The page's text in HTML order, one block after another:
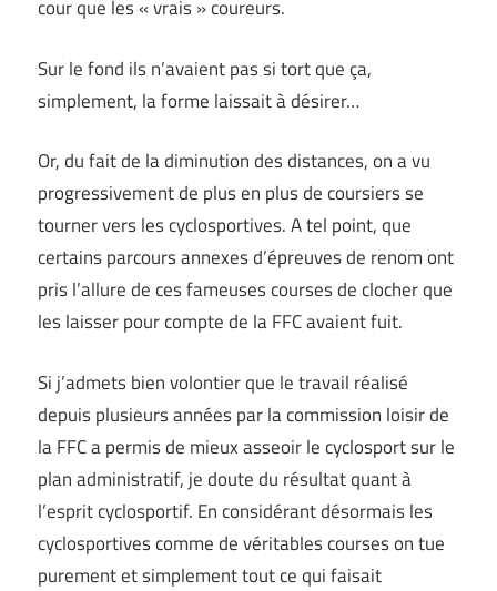
cour que les « vrais » coureurs.
Sur le fond ils n’avaient pas si tort que ça,
simplement, la forme laissait à désirer…
Or, du fait de la diminution des distances, on a vu
progressivement de plus en plus de coursiers se
tourner vers les cyclosportives. A tel point, que
certains parcours annexes d’épreuves de renom ont
pris l’allure de ces fameuses courses de clocher que
les laisser pour compte de la FFC avaient fuit.
Si j’admets bien volontier que le travail réalisé
depuis plusieurs années par la commission loisir de
la FFC a permis de mieux asseoir le cyclosport sur le
plan administratif, je doute du résultat quant à
l’esprit cyclosportif. En considérant désormais les
cyclosportives comme de véritables courses on tue
purement et simplement tout ce qui faisait